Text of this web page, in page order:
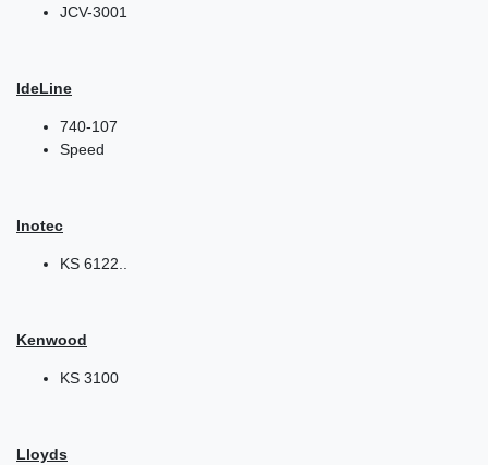
JCV-3001
IdeLine
740-107
Speed
Inotec
KS 6122..
Kenwood
KS 3100
Lloyds